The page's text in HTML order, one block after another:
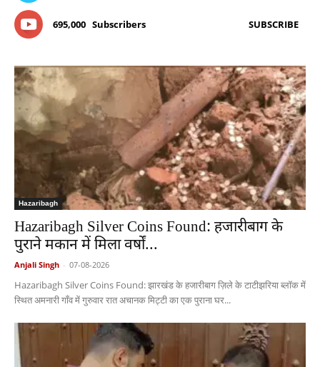
695,000 Subscribers SUBSCRIBE
Hazaribagh
Hazaribagh Silver Coins Found: हजारीबाग के
पुराने मकान में मिला वर्षों...
Anjali Singh - 07-08-2026
Hazaribagh Silver Coins Found: झारखंड के हजारीबाग ज़िले के टाटीझरिया ब्लॉक में
स्थित अमनारी गाँव में गुरुवार रात अचानक मिट्टी का एक पुराना घर...